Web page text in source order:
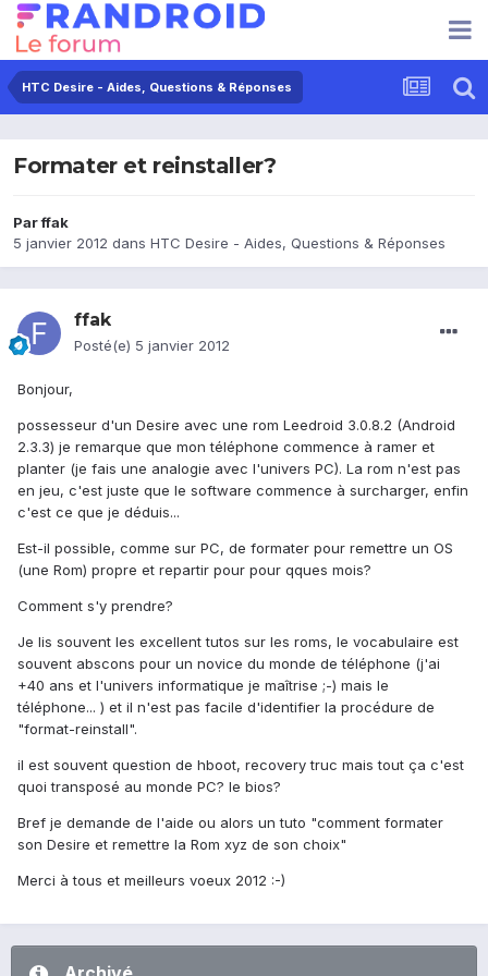
HTC Desire - Aides, Questions & Réponses
Formater et reinstaller?
Parffak
5 janvier 2012 dans HTC Desire - Aides, Questions & Réponses
ffak
Posté(e) 5 janvier 2012
Bonjour,
possesseur d'un Desire avec une rom Leedroid 3.0.8.2 (Android
2.3.3) je remarque que mon téléphone commence à ramer et
planter (je fais une analogie avec l'univers PC). La rom n'est pas
en jeu, c'est juste que le software commence à surcharger, enfin
c'est ce que je déduis...
Est-il possible, comme sur PC, de formater pour remettre un OS
(une Rom) propre et repartir pour pour qques mois?
Comment s'y prendre?
Je lis souvent les excellent tutos sur les roms, le vocabulaire est
souvent abscons pour un novice du monde de téléphone (j'ai
+40 ans et l'univers informatique je maîtrise ;-) mais le
téléphone... ) et il n'est pas facile d'identifier la procédure de
"format-reinstall".
il est souvent question de hboot, recovery truc mais tout ça c'est
quoi transposé au monde PC? le bios?
Bref je demande de l'aide ou alors un tuto "comment formater
son Desire et remettre la Rom xyz de son choix"
Merci à tous et meilleurs voeux 2012 :-)